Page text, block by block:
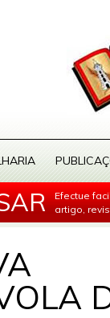
Efectue
artigo,